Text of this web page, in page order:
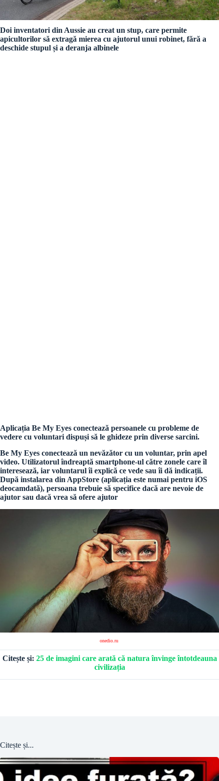
Doi inventatori din Aussie au creat un stup, care permite
apicultorilor să extragă mierea cu ajutorul unui robinet, fără a
deschide stupul și a deranja albinele
Aplicația Be My Eyes conectează persoanele cu probleme de
vedere cu voluntari dispuși să le ghideze prin diverse sarcini.
Be My Eyes conectează un nevăzător cu un voluntar, prin apel
video. Utilizatorul îndreaptă smartphone-ul către zonele care îl
interesează, iar voluntarul îi explică ce vede sau îi dă indicații.
După instalarea din AppStore (aplicația este numai pentru iOS
deocamdată), persoana trebuie să specifice dacă are nevoie de
ajutor sau dacă vrea să ofere ajutor
onedio.ru
Citește și: 25 de imagini care arată că natura învinge întotdeauna
civilizația
Citește și...